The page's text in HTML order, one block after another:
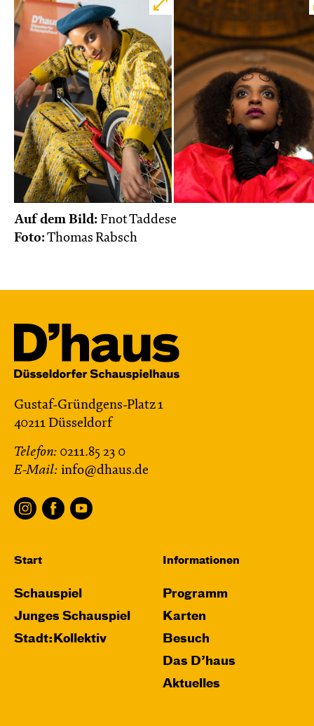
Auf dem Bild: Fnot Taddese
Foto:Thomas Rabsch
Gustaf-Gründgens-Platz 1
40211 Düsseldorf
Telefon: 0211.85 23 0
E-Mail: info@dhaus.de
Start
Schauspiel
Junges Schauspiel
Stadt:Kollektiv
Informationen
Programm
Karten
Besuch
Das D’haus
Aktuelles